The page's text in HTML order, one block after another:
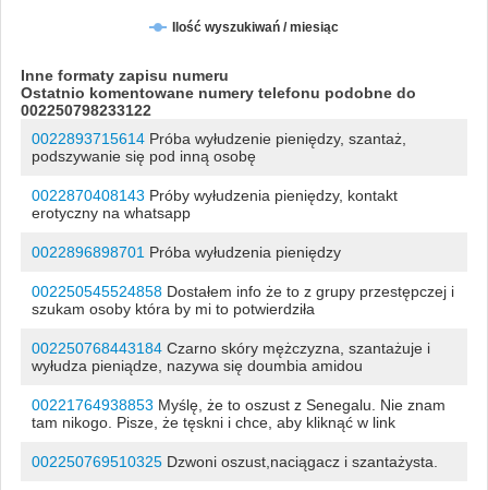
Ilość wyszukiwań / miesiąc
Inne formaty zapisu numeru
Ostatnio komentowane numery telefonu podobne do
002250798233122
0022893715614Próba wyłudzenie pieniędzy, szantaż,
podszywanie się pod inną osobę
0022870408143 Próby wyłudzenia pieniędzy, kontakt
erotyczny na whatsapp
0022896898701 Próba wyłudzenia pieniędzy
002250545524858Dostałem info że to z grupy przestępczej i
szukam osoby która by mi to potwierdziła
002250768443184Czarno skóry mężczyzna, szantażuje i
wyłudza pieniądze, nazywa się doumbia amidou
00221764938853 Myślę, że to oszust z Senegalu. Nie znam
tam nikogo. Pisze, że tęskni i chce, aby kliknąć w link
002250769510325Dzwoni oszust,naciągacz i szantażysta.